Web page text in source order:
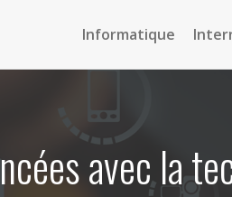
Informatique
avec la